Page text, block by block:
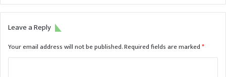
Leave a Reply
Your email address will not be published.Required fields are marked*